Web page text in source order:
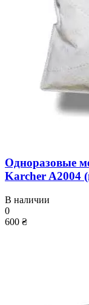
Одноразовые
Karcher A2004
В наличии
0
600 ₴